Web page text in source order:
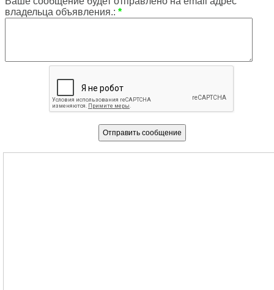
владельца объявления.: *